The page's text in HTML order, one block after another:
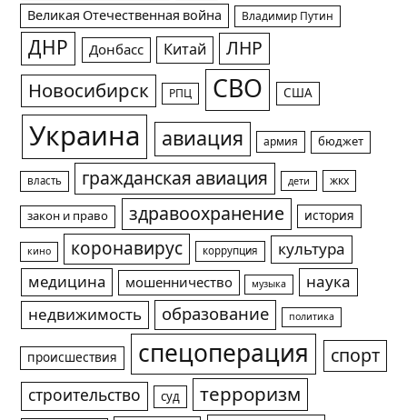
Великая Отечественная война Владимир Путин
ДНР Донбасс Китай ЛНР
Новосибирск РПЦ СВО США
Украина авиация армия бюджет
власть гражданская авиация дети жкх
закон и право здравоохранение история
кино коронавирус коррупция
культура
медицина
мошенничество музыка
наука
недвижимость
образование политика
происшествия спецоперация спорт
строительство суд терроризм